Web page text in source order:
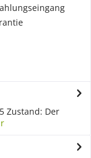
Zustand: Der